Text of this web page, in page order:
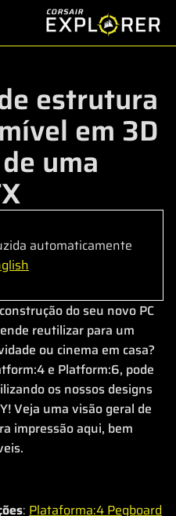
estrutura
em 3D
uma
automaticamente
do seu novo PC
reutilizar para um
ou cinema em casa?
e Platform:6, pode
os nossos designs
Veja uma visão geral de
impressão aqui, bem
: Plataforma:4 Pegboard